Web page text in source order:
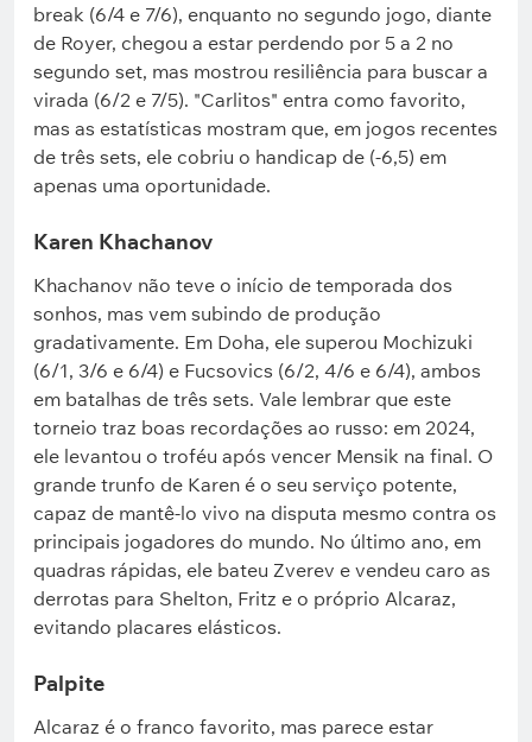
break (6/4 e 7/6), enquanto no segundo jogo, diante
de Royer, chegou a estar perdendo por 5 a 2 no
segundo set, mas mostrou resiliência para buscar a
virada (6/2 e 7/5). "Carlitos" entra como favorito,
mas as estatísticas mostram que, em jogos recentes
de três sets, ele cobriu o handicap de (-6,5) em
apenas uma oportunidade.
Karen Khachanov
Khachanov não teve o início de temporada dos
sonhos, mas vem subindo de produção
gradativamente. Em Doha, ele superou Mochizuki
(6/1, 3/6 e 6/4) e Fucsovics (6/2, 4/6 e 6/4), ambos
em batalhas de três sets. Vale lembrar que este
torneio traz boas recordações ao russo: em 2024,
ele levantou o troféu após vencer Mensik na final. O
grande trunfo de Karen é o seu serviço potente,
capaz de mantê-lo vivo na disputa mesmo contra os
principais jogadores do mundo. No último ano, em
quadras rápidas, ele bateu Zverev e vendeu caro as
derrotas para Shelton, Fritz e o próprio Alcaraz,
evitando placares elásticos.
Palpite
Alcaraz é o franco favorito, mas parece estar